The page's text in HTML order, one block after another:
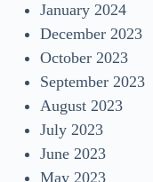
January 2024
December 2023
October 2023
September 2023
August 2023
July 2023
June 2023
May 2023